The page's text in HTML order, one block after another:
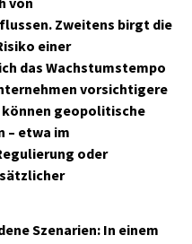
Zweitens birgt die
einer
das Wachstumstempo
vorsichtigere
geopolitische
– etwa im
oder
Szenarien: In einem